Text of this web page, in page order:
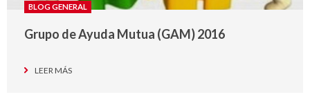
BLOG GENERAL
Grupo de Ayuda Mutua (GAM) 2016
LEER MÁS